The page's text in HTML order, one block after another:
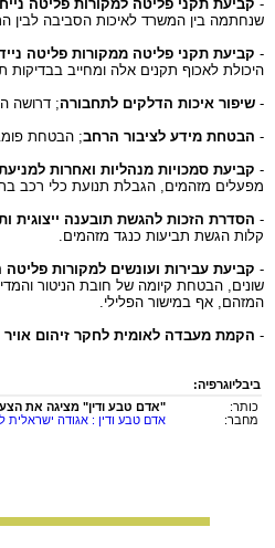
- קביעת תקני פליטה למקורות פליטה
שנחתמה בין המשרד לאיכות הסביבה לבין
- קביעת תקני פליטה ממקורות פליטה
היכולת לאכוף תקנים אלה ומחייב
- שיפור איכות הדלקים לתחבורה; דרושה
- הבטחת מידע לציבור הרחב; הבטחת
- קביעת סמכויות מנהליות ואחרות
מפעלים מזהמים, הגבלת תנועת כלי רכב
- הסדרת הזכות להגשת תובענה ייצוגית
קלות הגשת תביעות כנגד מזהמים.
- קביעת עבירות ועונשים למקורות פליטה
שונים, הבטחת קיומה של חובת הניטור
המזהם, אף במישור הפלילי.
- הקמת מעבדה לאומית לחקר זיהום אויר
ביבליוגרפיה:
כותר:
"אדם טבע ודין" מציגה את הצעת
מחבר:
אדם טבע ודין : אגודה ישראלית